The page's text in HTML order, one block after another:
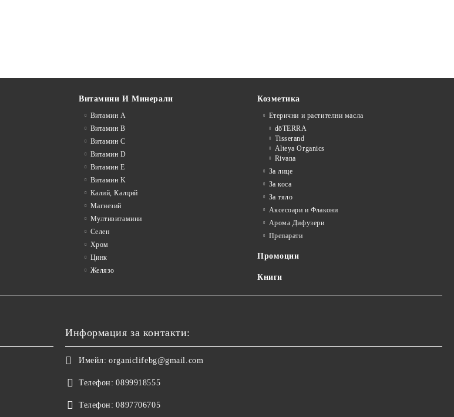
Витамини И Минерали
Витамин А
Витамин B
Витамин C
Витамин D
Витамин E
Витамин K
Калий, Калций
Магнезий
Мултивитамини
Селен
Хром
Цинк
Желязо
Козметика
Етерични и растителни масла
dōTERRA
Tisserand
Alteya Organics
Rivana
За лице
За коса
За тяло
Аксесоари и Флакони
Арома Дифузери
Препарати
Промоции
Книги
Информация за контакти:
Имейл: organiclifebg@gmail.com
Телефон: 0899918555
Телефон: 0897706705